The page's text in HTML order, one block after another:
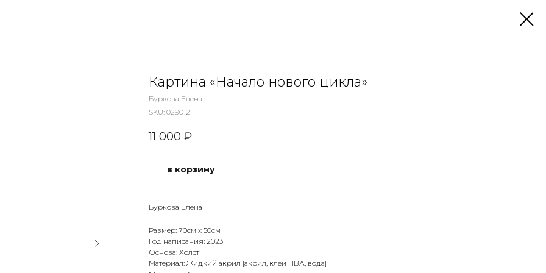
Картина «Начало нового цикла»
Буркова Елена
SKU: 029012
11 000 ₽
в корзину
Буркова Елена
Размер: 70см х 50см
Год написания: 2023
Основа: Холст
Материал: Жидкий акрил [акрил, клей ПВА, вода]